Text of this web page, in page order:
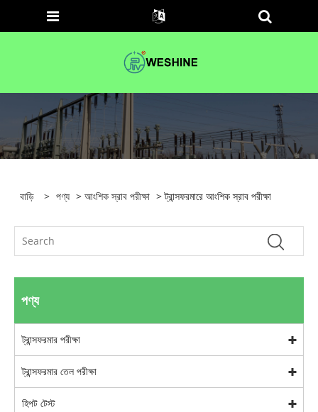
বাড়ি > পণ্য >আংশিক স্রাব পরীক্ষা > ট্রান্সফরমারে আংশিক স্রাব পরীক্ষা
পণ্য
ট্রান্সফরমার পরীক্ষা
ট্রান্সফরমার তেল পরীক্ষা
হিপট টেস্ট